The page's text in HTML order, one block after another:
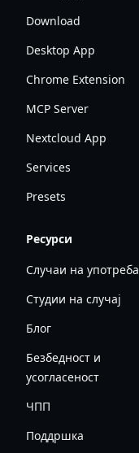
Download
Desktop App
Chrome Extension
MCP Server
Nextcloud App
Services
Presets
Ресурси
Случаи на употреба
Студии на случај
Блог
Безбедност и
усогласеност
ЧПП
Поддршка